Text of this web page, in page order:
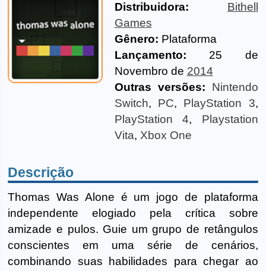
Distribuidora:
Bithell
Games
Gênero: Plataforma
Lançamento: 25 de
Novembro de 2014
Outras versões:
Nintendo
Switch, PC, PlayStation 3,
PlayStation 4, Playstation
Vita, Xbox One
Descrição
Thomas Was Alone é um jogo de plataforma
independente elogiado pela crítica sobre
amizade e pulos. Guie um grupo de retângulos
conscientes em uma série de cenários,
combinando suas habilidades para chegar ao